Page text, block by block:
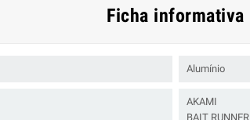
Ficha informativa
Alumínio
AKAMI
BAIT RUNNER